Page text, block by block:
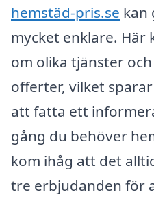
hemstäd-pris.se kan
mycket enklare. Här
om olika tjänster
offerter, vilket
att fatta ett
gång du behöver
kom ihåg att det
tre erbjudanden för